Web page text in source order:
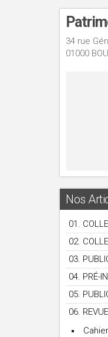
34 rue
01000
Nos
01.
02.
03.
04. PRÉ-
05.
06.